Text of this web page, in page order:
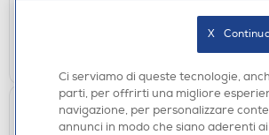
CERCA NEGOZIO
Ci serviamo di queste tecnologie,
parti, per offrirti una migliore
navigazione, per personalizzare
annunci in modo che siano aderenti
X